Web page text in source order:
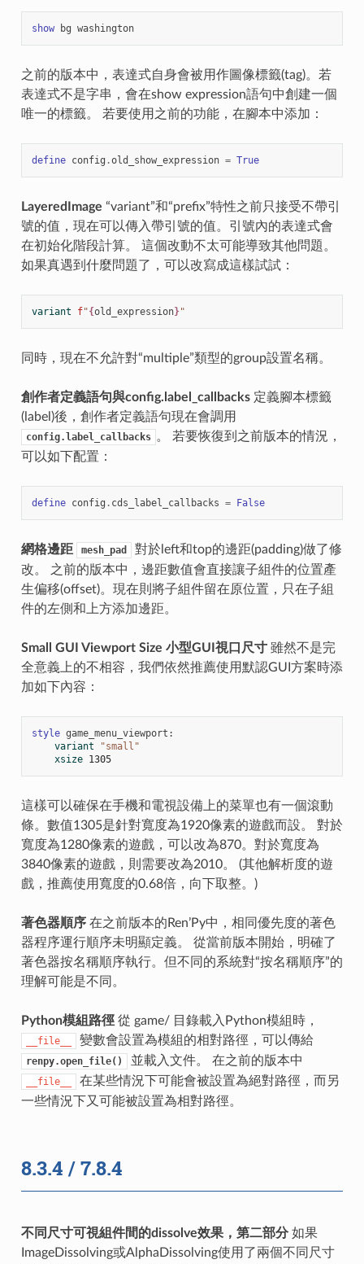
show bg washington
之前的版本中，表達式自身會被用作圖像標籤(tag)。若
表達式不是字串，會在show expression語句中創建一個
唯一的標籤。 若要使用之前的功能，在腳本中添加：
define config .old_show_expression = True
LayeredImage “variant”和“prefix”特性之前只接受不帶引
號的值，現在可以傳入帶引號的值。引號內的表達式會
在初始化階段計算。 這個改動不太可能導致其他問題。
如果真遇到什麼問題了，可以改寫成這樣試試：
variant f"{old_expression}"
同時，現在不允許對“multiple”類型的group設置名稱。
創作者定義語句與config.label_callbacks定義腳本標籤
(label)後，創作者定義語句現在會調用
config.label_callbacks 。 若要恢復到之前版本的情況，
可以如下配置：
define config . cds_label_callbacks = False
網格邊距 mesh_pad
對於left和top的邊距(padding)做了修
改。 之前的版本中，邊距數值會直接讓子組件的位置產
生偏移(offset)。現在則將子組件留在原位置，只在子組
件的左側和上方添加邊距。
Small GUI Viewport Size 小型GUI視口尺寸雖然不是完
全意義上的不相容，我們依然推薦使用默認GUI方案時添
加如下內容：
style game_menu_viewport :
variant
"small"
xsize 1305
這樣可以確保在手機和電視設備上的菜單也有一個滾動
條。數值1305是針對寬度為1920像素的遊戲而設。 對於
寬度為1280像素的遊戲，可以改為870。對於寬度為
3840像素的遊戲，則需要改為2010。 (其他解析度的遊
戲，推薦使用寬度的0.68倍，向下取整。)
著色器順序在之前版本的Ren’Py中，相同優先度的著色
器程序運行順序未明顯定義。 從當前版本開始，明確了
著色器按名稱順序執行。但不同的系統對“按名稱順序”的
理解可能是不同。
Python模組路徑從 game/ 目錄載入Python模組時，
__file__ 變數會設置為模組的相對路徑，可以傳給
renpy.open_file() 並載入文件。 在之前的版本中
__file__
在某些情況下可能會被設置為絕對路徑，而另
一些情況下又可能被設置為相對路徑。
8.3.4 / 7.8.4
不同尺寸可視組件間的dissolve效果，第二部分如果
ImageDissolving或AlphaDissolving使用了兩個不同尺寸